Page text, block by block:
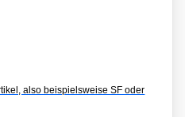
also beispielsweise SF oder